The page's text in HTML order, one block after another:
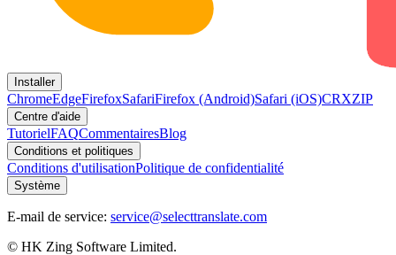
Installer
ChromeEdgeFirefoxSafariFirefox (Android)Safari (iOS)CRXZIP
Centre d'aide
TutorielFAQCommentairesBlog
Conditions et politiques
Conditions d'utilisationPolitique de confidentialité
Système
E-mail de service: service@selecttranslate.com
© HK Zing Software Limited.